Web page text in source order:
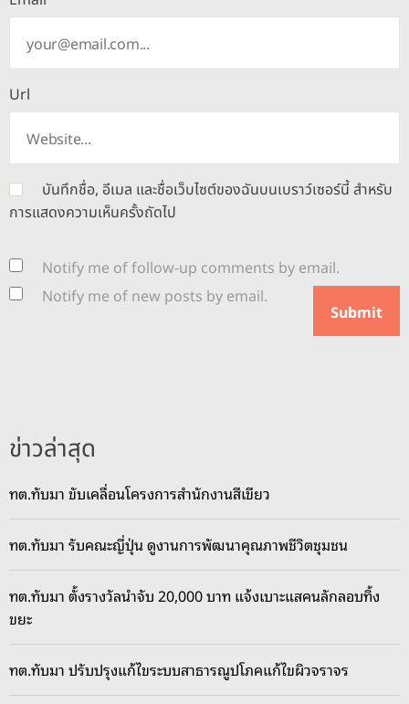
Url
บันทึกชื่อ, อีเมล และชื่อเว็บไซต์ของฉันบนเบราว์เซอร์นี้ สำหรับ
การแสดงความเห็นครั้งถัดไป
Notify me of follow-up comments by email.
Notify me of new posts by email.
ข่าวล่าสุด
ทต.ทับมา ขับเคลื่อนโครงการสำนักงานสีเขียว
ทต.ทับมา รับคณะญี่ปุ่น ดูงานการพัฒนาคุณภาพชีวิตชุมชน
ทต.ทับมา ตั้งรางวัลนำจับ 20,000 บาท แจ้งเบาะแสคนลักลอบทิ้ง
ขยะ
ทต.ทับมา ปรับปรุงแก้ไขระบบสาธารณูปโภคแก้ไขผิวจราจร